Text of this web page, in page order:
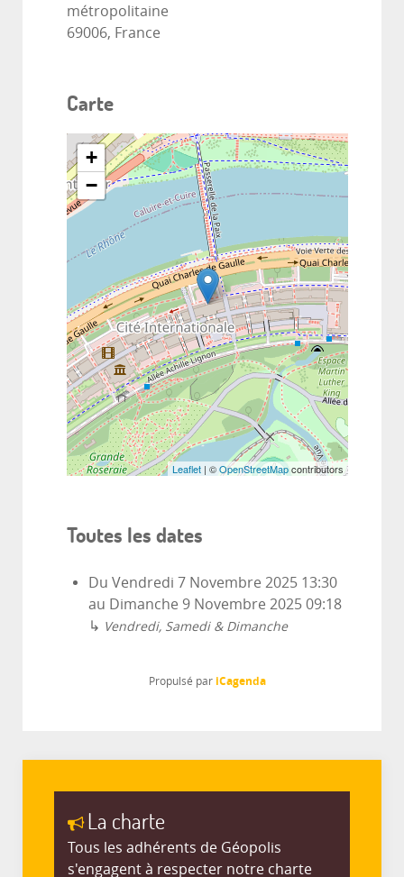
métropolitaine
69006, France
Carte
+
−
Leaflet | ©OpenStreetMapcontributors
Toutes les dates
Du Vendredi 7 Novembre 2025 13:30
au Dimanche 9 Novembre 2025 09:18
↳ Vendredi, Samedi & Dimanche
Propulsé par iCagenda
La charte
Tous les adhérents de Géopolis
s'engagent à respecter notre charte